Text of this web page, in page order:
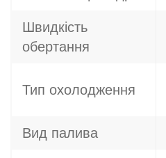
Швидкість
обертання
Тип охолодження
Вид палива